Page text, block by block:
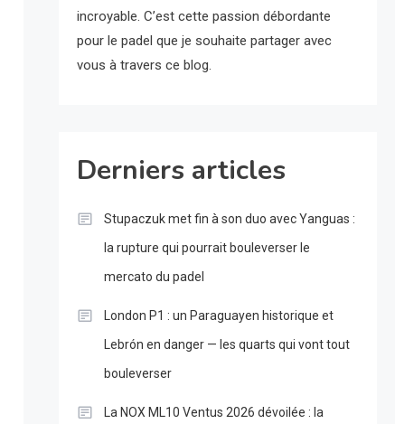
incroyable. C’est cette passion débordante
pour le padel que je souhaite partager avec
vous à travers ce blog.
Derniers articles
Stupaczuk met fin à son duo avec Yanguas :
la rupture qui pourrait bouleverser le
mercato du padel
London P1 : un Paraguayen historique et
Lebrón en danger — les quarts qui vont tout
bouleverser
La NOX ML10 Ventus 2026 dévoilée : la